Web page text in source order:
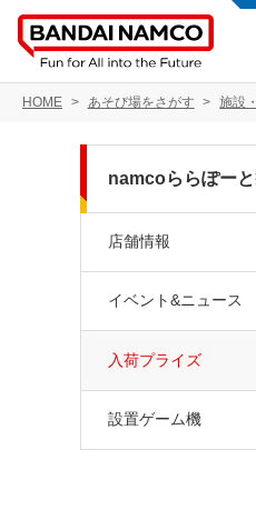
HOME あそび場をさがす 施設
namcoららぽー
店舗情報
イベント&ニュース
入荷プライズ
設置ゲーム機